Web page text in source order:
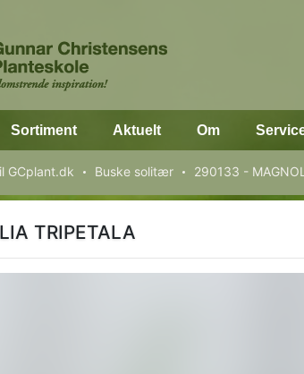
Sortiment Aktuelt Om
GCplant.dk Buske solitær 290133 -
TRIPETALA